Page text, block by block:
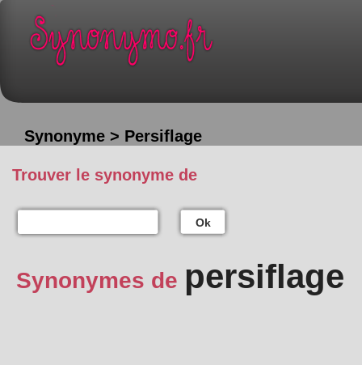
Synonyme > Persiflage
Trouver le synonyme de
Ok
Synonymes de persiflage